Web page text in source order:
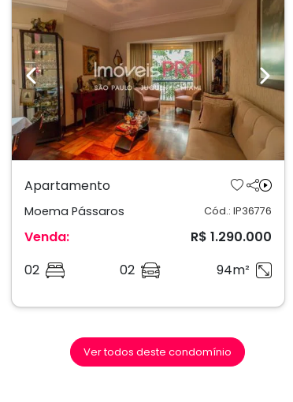
Previous Next
Apartamento
Moema Pássaros Cód.: IP36776
Venda:
R$ 1.290.000
02
02 94m²
Ver todos deste condomínio